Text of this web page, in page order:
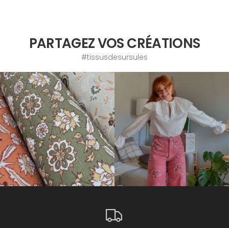
PARTAGEZ VOS CRÉATIONS
#tissusdesursules